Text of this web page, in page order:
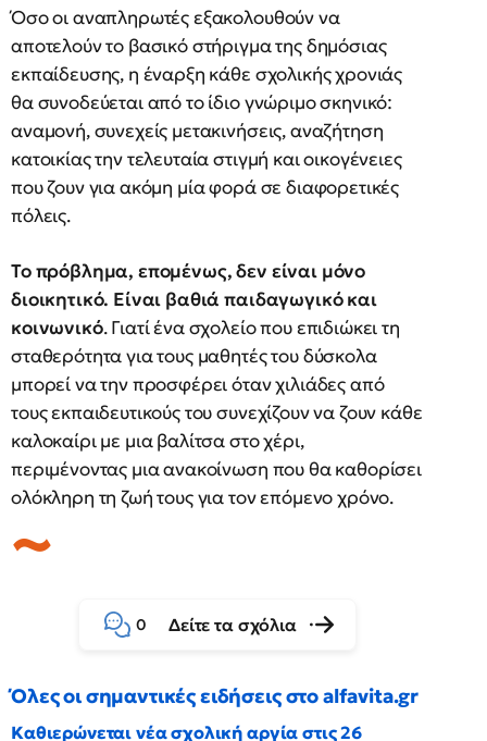
Όσο οι αναπληρωτές εξακολουθούν να
αποτελούν το βασικό στήριγμα της δημόσιας
εκπαίδευσης, η έναρξη κάθε σχολικής χρονιάς
θα συνοδεύεται από το ίδιο γνώριμο σκηνικό:
αναμονή, συνεχείς μετακινήσεις, αναζήτηση
κατοικίας την τελευταία στιγμή και οικογένειες
που ζουν για ακόμη μία φορά σε διαφορετικές
πόλεις.
Το πρόβλημα, επομένως, δεν είναι μόνο
διοικητικό. Είναι βαθιά παιδαγωγικό και
κοινωνικό. Γιατί ένα σχολείο που επιδιώκει τη
σταθερότητα για τους μαθητές του δύσκολα
μπορεί να την προσφέρει όταν χιλιάδες από
τους εκπαιδευτικούς του συνεχίζουν να ζουν κάθε
καλοκαίρι με μια βαλίτσα στο χέρι,
περιμένοντας μια ανακοίνωση που θα καθορίσει
ολόκληρη τη ζωή τους για τον επόμενο χρόνο.
0 Δείτε τα σχόλια
Όλες οι σημαντικές ειδήσεις στο alfavita.gr
Καθιερώνεται νέα σχολική αργία στις 26